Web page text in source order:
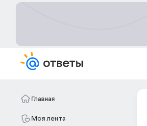
Главная
Моя лента